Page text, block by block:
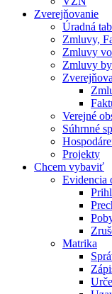
Zverejňovanie
Úradná
Zmluvy,
Zmluvy
Zmluvy
Verejné
Súhrnné
Projekty
Chcem vybaviť
Evidencia
Matrika